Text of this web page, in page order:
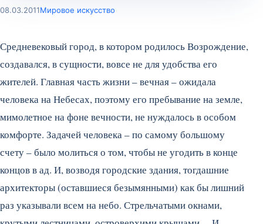
08.03.2011Мировое искусство
Средневековый город, в котором родилось Возрождение,
создавался, в сущности, вовсе не для удобства его
жителей. Главная часть жизни – вечная – ожидала
человека на Небесах, поэтому его пребывание на земле,
мимолетное на фоне вечности, не нуждалось в особом
комфорте. Задачей человека – по самому большому
счету – было молиться о том, чтобы не угодить в конце
концов в ад. И, возводя городские здания, тогдашние
архитекторы (оставшиеся безымянными) как бы лишний
раз указывали всем на небо. Стрельчатыми окнами,